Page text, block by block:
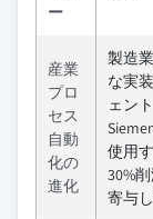
ー
産業
プロ
セス
自動
化の
進化
製造
な実
ェン
使用
30%
寄与